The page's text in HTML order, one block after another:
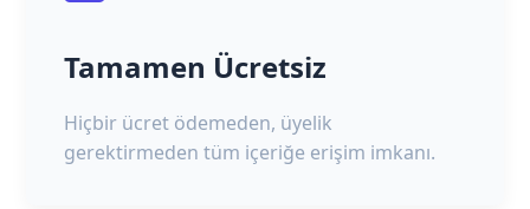
Tamamen Ücretsiz
Hiçbir ücret ödemeden, üyelik
gerektirmeden tüm içeriğe erişim imkanı.